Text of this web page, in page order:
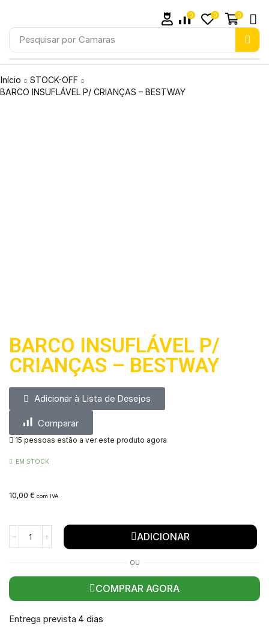
Pesquisar por Camaras
0 0 0
Início
STOCK-OFF
BARCO INSUFLÁVEL P/ CRIANÇAS – BESTWAY
BARCO INSUFLÁVEL P/
CRIANÇAS – BESTWAY
Adicionar à Lista de Desejos
Comparar
15 pessoas estão a ver este produto agora
EM STOCK
10,00 € com IVA
ADICIONAR
OU
COMPRAR AGORA
Entrega prevista 4 dias